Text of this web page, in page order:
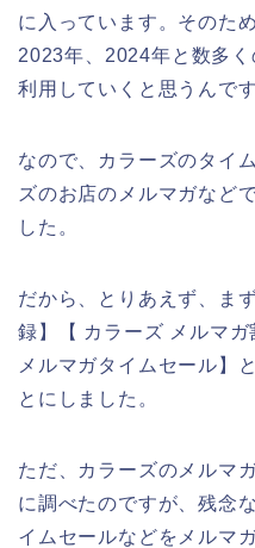
に入っています。そのた
2023年、2024年と数多
利用していくと思うんです
なので、カラーズのタイ
ズのお店のメルマガなど
した。
だから、とりあえず、ま
録】【 カラーズ メルマ
メルマガタイムセール】
とにしました。
ただ、カラーズのメルマ
に調べたのですが、残念
イムセールなどをメルマ